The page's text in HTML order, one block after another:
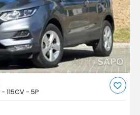
115CV - 5P